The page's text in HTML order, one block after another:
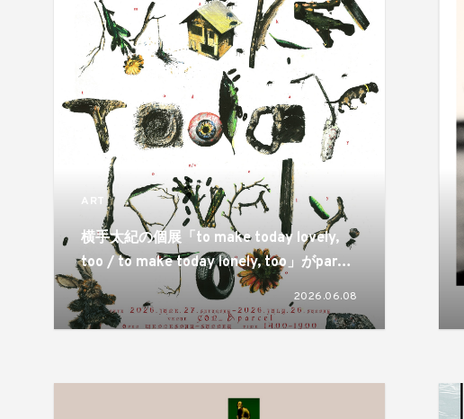
ART
横手太紀の個展「to make today lovely,
too / to make today lonely, too」がparcel
とCON_の2会場で開催。同じものが視点ひ
とつで反転するという両義性が静かに差し
出される
2026.06.08